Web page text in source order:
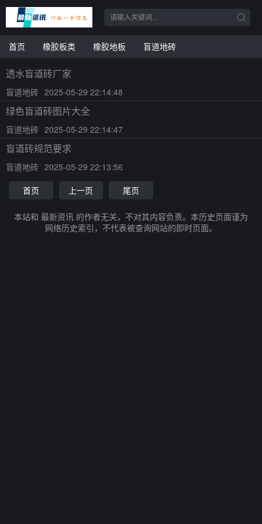
首页 橡胶板类 橡胶地板 盲道地砖
透水盲道砖厂家
盲道地砖 2025-05-29 22:14:48
绿色盲道砖图片大全
盲道地砖 2025-05-29 22:14:47
盲道砖规范要求
盲道地砖 2025-05-29 22:13:56
首页
上一页 尾页
本站和 最新资讯 的作者无关，不对其内容负责。本历史页面谨为
网络历史索引，不代表被查询网站的即时页面。